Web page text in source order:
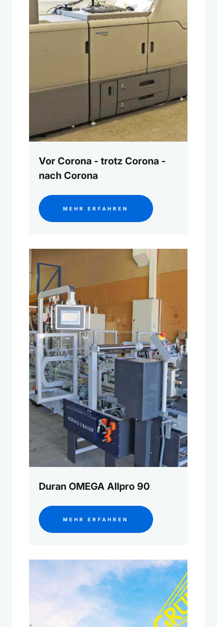
Vor Corona - trotz Corona -
nach Corona
MEHR ERFAHREN
Duran OMEGA Allpro 90
MEHR ERFAHREN